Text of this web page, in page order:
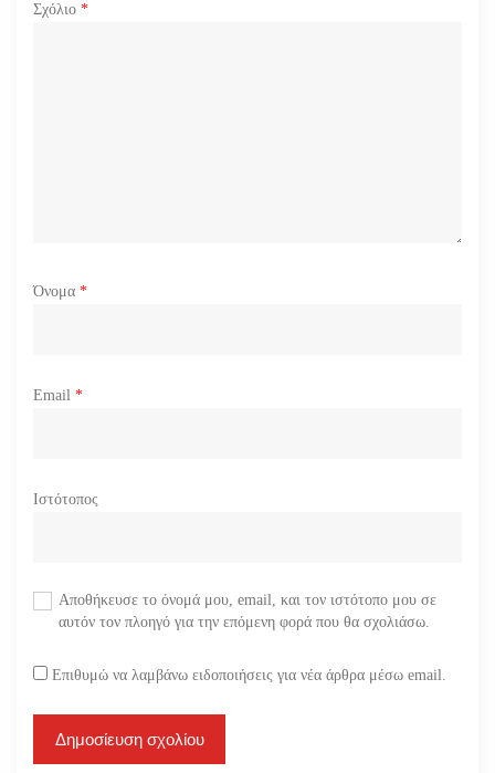
θ
Σχόλιο *
Όνομα *
Email *
Ιστότοπος
Αποθήκευσε το όνομά μου, email, και τον ιστότοπο μου σε
αυτόν τον πλοηγό για την επόμενη φορά που θα σχολιάσω.
Επιθυμώ να λαμβάνω ειδοποιήσεις για νέα άρθρα μέσω email.